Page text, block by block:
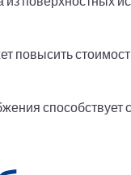
повысить